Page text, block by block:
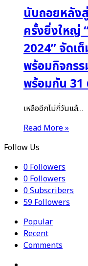
นับถอยหลัง
ครั้งยิ่งใหญ่
2024” จัดเ
พร้อมกิจกร
พร้อมกัน 31
เหลืออีกไม่กี่วันแล้…
Read More »
Follow Us
0Followers
0Followers
0Subscribers
59Followers
Popular
Recent
Comments